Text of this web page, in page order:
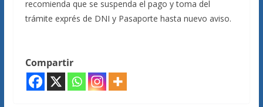
recomienda que se suspenda el pago y toma del
trámite exprés de DNI y Pasaporte hasta nuevo aviso.
Compartir